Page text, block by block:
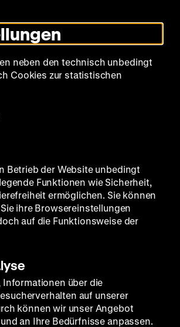
Sprache
Über uns
Suchen
neben den technisch unbedingt
Cookies zur statistischen
Betrieb der Website unbedingt
Funktionen wie Sicherheit,
ermöglichen. Sie können
ihre Browsereinstellungen
auf die Funktionsweise der
Informationen über die
auf unserer
können wir unser Angebot
an Ihre Bedürfnisse anpassen.